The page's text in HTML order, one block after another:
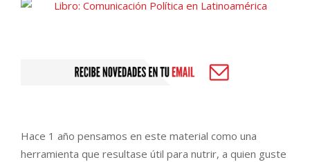
Hace 1 año pensamos en este material como una
herramienta que resultase útil para nutrir, a quien guste